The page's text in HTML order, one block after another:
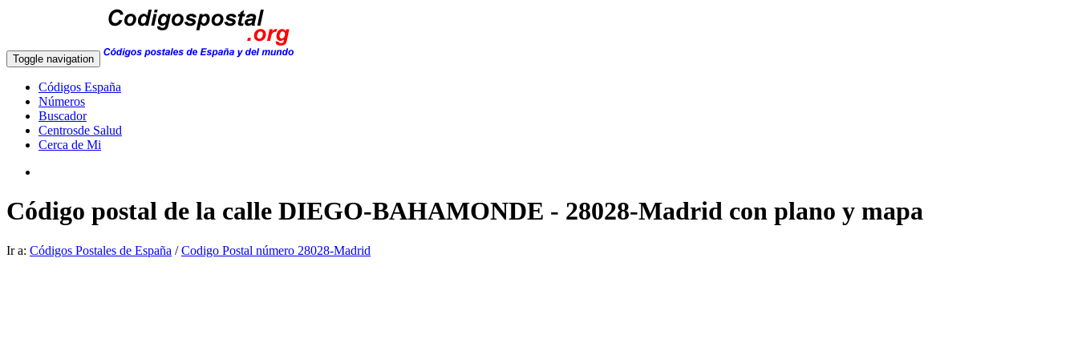
Toggle navigation
Códigos España
Números
Buscador
Centrosde Salud
Cerca de Mi
Código postal de la calle DIEGO-BAHAMONDE - 28028-Madrid con plano y mapa
Ir a: Códigos Postales de España /Codigo Postal número 28028-Madrid